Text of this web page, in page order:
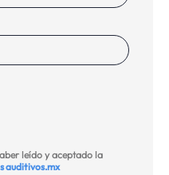
leído y aceptado la
auditivos.mx